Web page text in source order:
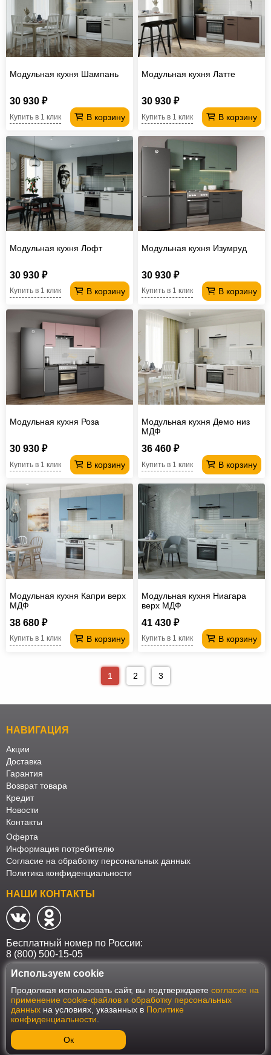
Модульная кухня Шампань
30 930 ₽
В корзину
Купить в 1 клик
Модульная кухня Латте
30 930 ₽
В корзину
Купить в 1 клик
Модульная кухня Лофт
30 930 ₽
В корзину
Купить в 1 клик
Модульная кухня Изумруд
30 930 ₽
В корзину
Купить в 1 клик
Модульная кухня Роза
30 930 ₽
В корзину
Купить в 1 клик
Модульная кухня Демо низ
МДФ
36 460 ₽
В корзину
Купить в 1 клик
Модульная кухня Капри верх
МДФ
38 680 ₽
В корзину
Купить в 1 клик
Модульная кухня Ниагара
верх МДФ
41 430 ₽
В корзину
Купить в 1 клик
1 2 3
НАВИГАЦИЯ
Акции
Доставка
Гарантия
Возврат товара
Кредит
Новости
Контакты
Оферта
Информация потребителю
Согласие на обработку персональных данных
Политика конфиденциальности
НАШИ КОНТАКТЫ
Бесплатный номер по России:
8 (800) 500-15-05
Наш интернет-магазин работает в соответствии с требованиями
Федерального закона от 27 июля 2006 года №152-ФЗ "О персональных
данных". Оформить заказ на сайте Мебеласка возможно только при
наличии согласия на обработку Ваших персональных данных. Для
улучшения работы сайта и его взаимодействия с пользователями мы
используем файлы cookie. Продолжая пользоваться сайтом, вы
соглашаетесь с использованием cookie.
Используем cookie
Продолжая использовать сайт, вы подтверждаете согласие на
применение cookie-файлов и обработку персональных
данных на условиях, указанных в Политике
конфиденциальности
Ок